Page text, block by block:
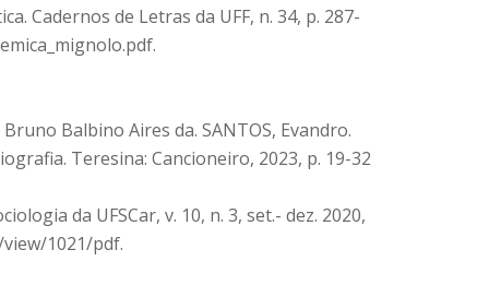
Cadernos de Letras da UFF, n. 34, p. 287-
Balbino Aires da. SANTOS, Evandro.
Teresina: Cancioneiro, 2023, p. 19-32
da UFSCar, v. 10, n. 3, set.- dez. 2020,
1021/pdf.